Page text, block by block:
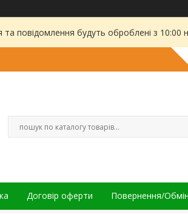
повідомлення будуть оброблені з
Договір оферти Повернення/Обмін